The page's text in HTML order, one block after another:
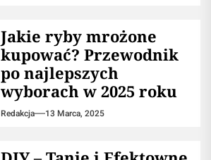
Jakie ryby mrożone
kupować? Przewodnik
po najlepszych
wyborach w 2025 roku
Redakcja 13 Marca, 2025